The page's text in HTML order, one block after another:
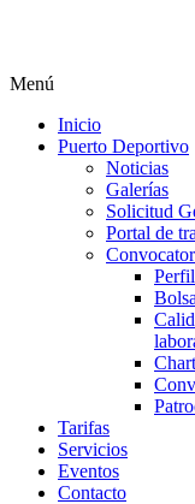
Menú
Inicio
Puerto Deportivo
Noticias
Galerías
Solicitud
Portal de
Tarifas
Servicios
Eventos
Contacto